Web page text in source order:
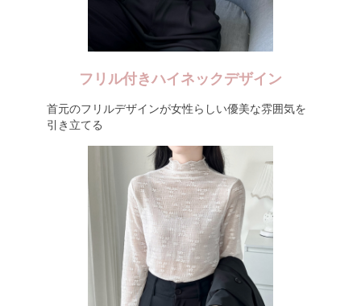
フリル付きハイネックデザイン
首元のフリルデザインが女性らしい優美な雰囲気を
引き立てる